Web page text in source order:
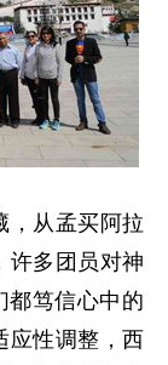
从孟买阿拉
许多团员对神
都笃信心中的
应性调整，西